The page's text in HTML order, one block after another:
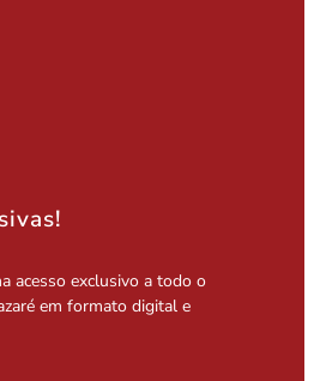
acesso exclusivo a todo o
em formato digital e